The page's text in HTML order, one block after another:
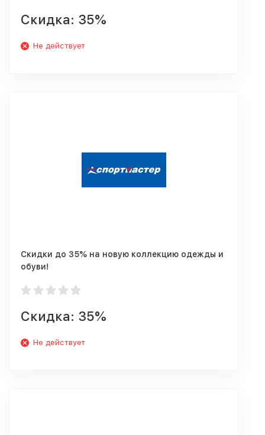
Скидка: 35%
Не действует
Скидки до 35% на новую коллекцию одежды и
обуви!
Скидка: 35%
Не действует